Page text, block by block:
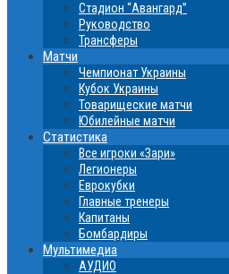
Стадион “Авангард”
Руководство
Трансферы
Матчи
Чемпионат Украины
Кубок Украины
Товарищеские матчи
Юбилейные матчи
Статистика
Все игроки «Зари»
Легионеры
Еврокубки
Главные тренеры
Капитаны
Бомбардиры
Мультимедиа
АУДИО